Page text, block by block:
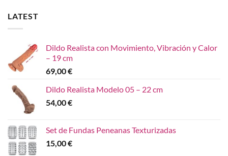
LATEST
Dildo Realista con Movimiento, Vibración y Calor
– 19 cm
69,00€
Dildo Realista Modelo 05 – 22 cm
54,00€
Set de Fundas Peneanas Texturizadas
15,00€